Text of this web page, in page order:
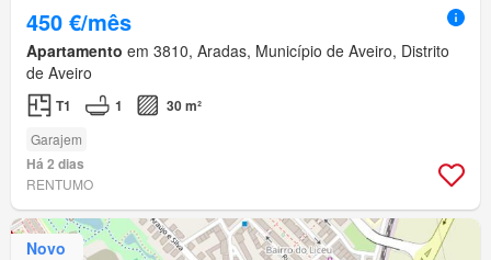
450 €/mês
Apartamento em 3810, Aradas, Município de Aveiro, Distrito
de Aveiro
T1 1 30 m²
Garajem
Há 2 dias
RENTUMO
Novo